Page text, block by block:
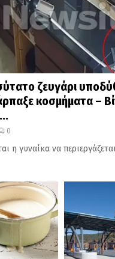
ζευγάρι
κοσμήματα –
0
η γυναίκα να